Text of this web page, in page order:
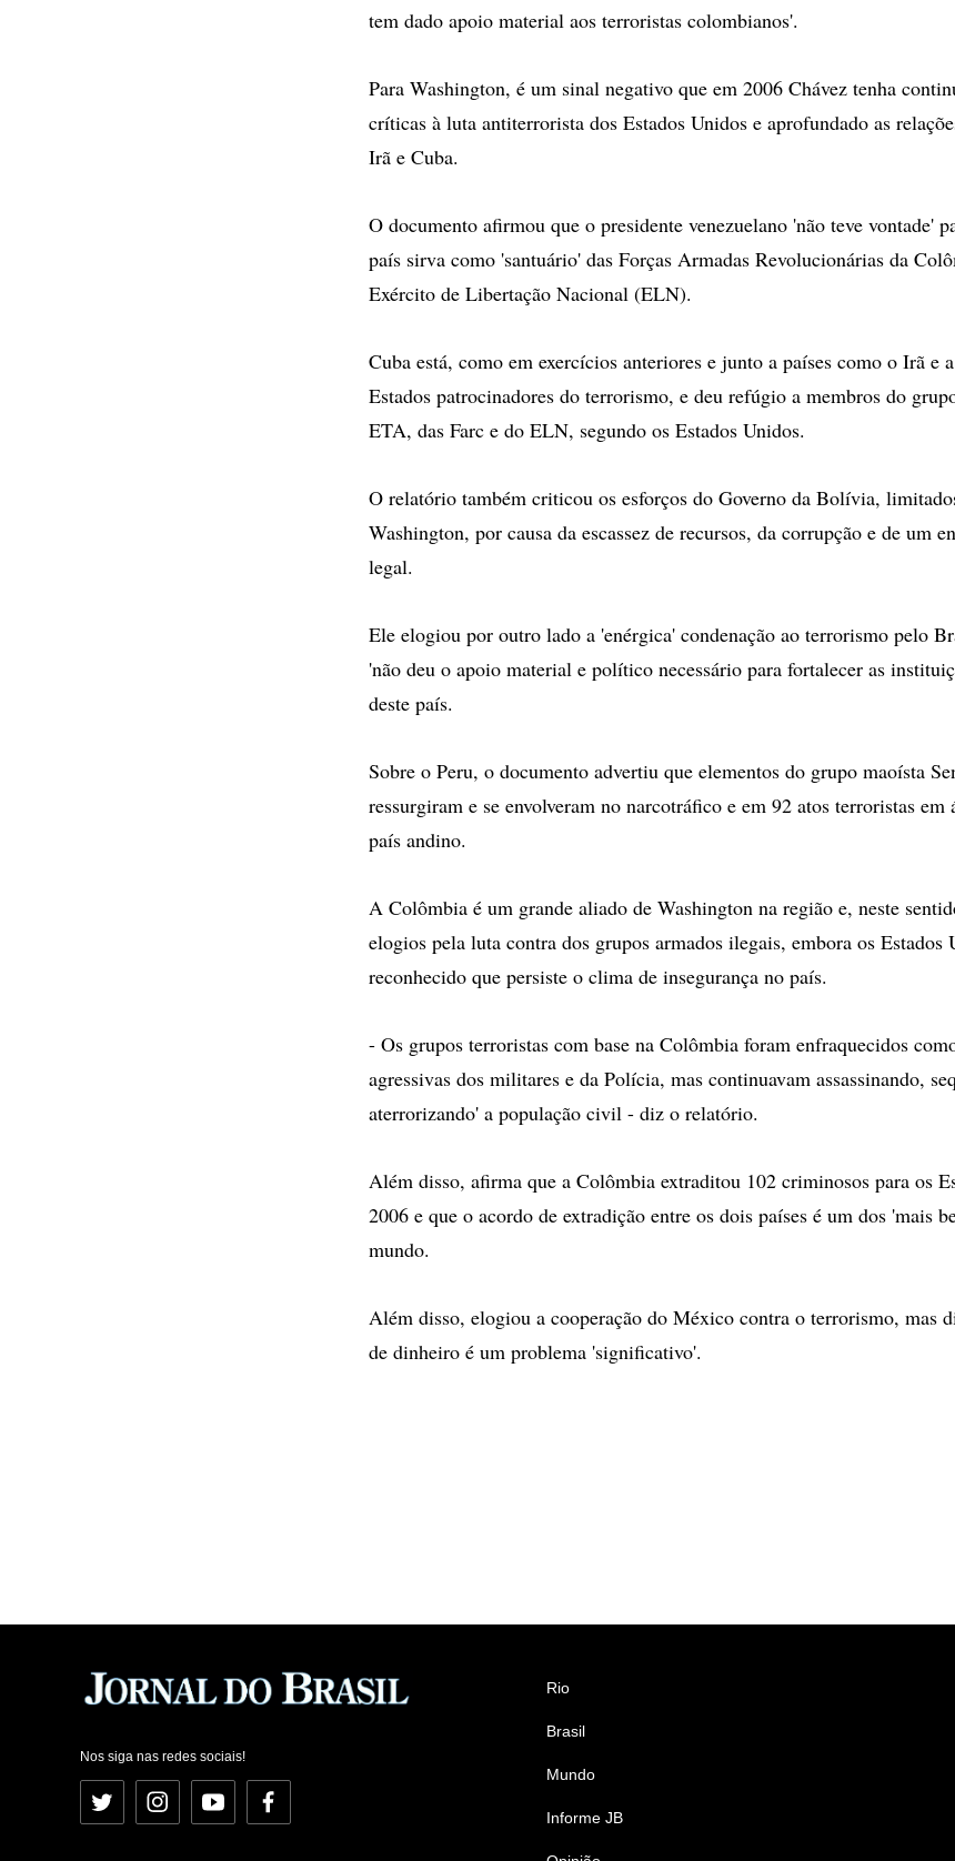
tem dado apoio material aos terroristas colombianos'.
Para Washington, é um sinal negativo que em 2006 Chávez tenha
críticas à luta antiterrorista dos Estados Unidos e aprofundado as
Irã e Cuba.
O documento afirmou que o presidente venezuelano 'não teve vontade'
país sirva como 'santuário' das Forças Armadas Revolucionárias da
Exército de Libertação Nacional (ELN).
Cuba está, como em exercícios anteriores e junto a países como o Irã e
Estados patrocinadores do terrorismo, e deu refúgio a membros do
ETA, das Farc e do ELN, segundo os Estados Unidos.
O relatório também criticou os esforços do Governo da Bolívia,
Washington, por causa da escassez de recursos, da corrupção e de um
legal.
Ele elogiou por outro lado a 'enérgica' condenação ao terrorismo pelo
'não deu o apoio material e político necessário para fortalecer as
deste país.
Sobre o Peru, o documento advertiu que elementos do grupo maoísta
ressurgiram e se envolveram no narcotráfico e em 92 atos terroristas em
país andino.
A Colômbia é um grande aliado de Washington na região e, neste
elogios pela luta contra dos grupos armados ilegais, embora os Estados
reconhecido que persiste o clima de insegurança no país.
- Os grupos terroristas com base na Colômbia foram enfraquecidos
agressivas dos militares e da Polícia, mas continuavam assassinando,
aterrorizando' a população civil - diz o relatório.
Além disso, afirma que a Colômbia extraditou 102 criminosos para os
2006 e que o acordo de extradição entre os dois países é um dos 'mais
mundo.
Além disso, elogiou a cooperação do México contra o terrorismo, mas
de dinheiro é um problema 'significativo'.
Nos siga nas redes sociais!
Twitter InstagramYouTubeFacebook
Rio
Brasil
Mundo
Informe JB